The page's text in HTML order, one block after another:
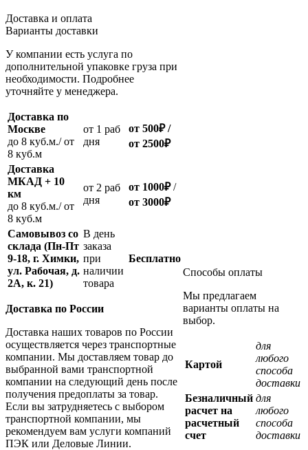
Доставка и оплата
Варианты доставки
У компании есть услуга по
дополнительной упаковке груза при
необходимости. Подробнее
уточняйте у менеджера.
Доставка по
Москве
до 8 куб.м./ от
8 куб.м
oт 1 раб
дня
от 500₽/
от 2500₽
Доставка
МКАД + 10
км
до 8 куб.м./ от
8 куб.м
oт 2 раб
дня
от 1000₽/
от 3000₽
Самовывоз со
склада (Пн-Пт
9-18, г. Химки,
ул. Рабочая, д.
2А, к. 21)
В день
заказа
при
наличии
товара
Бесплатно
Доставка по России
Доставка наших товаров по России
осуществляется через транспортные
компании. Мы доставляем товар до
выбранной вами транспортной
компании на следующий день после
получения предоплаты за товар.
Если вы затрудняетесь с выбором
транспортной компании, мы
рекомендуем вам услуги компаний
ПЭК или Деловые Линии.
Способы оплаты
Мы предлагаем
варианты оплаты на
выбор.
Картой
для
любого
способа
доставки
Безналичный
расчет на
расчетный
счет
для
любого
способа
доставки